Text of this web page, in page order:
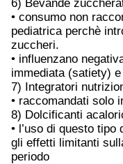
6) Bevande
• consumo non
pediatrica perchè
zuccheri.
• influenzano
immediata (satiety)
7) Integratori
• raccomandati solo
8) Dolcificanti
• l’uso di questo
gli effetti limitanti
periodo